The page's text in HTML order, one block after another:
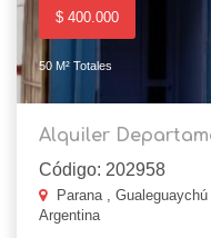
$ 400.000
50 M² Totales
Alquiler
Código: 202958
Parana ,
Argentina